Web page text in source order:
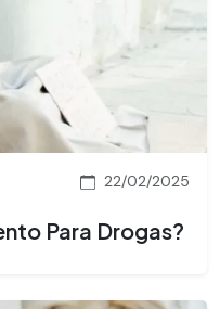
22/02/2025
Para Drogas?